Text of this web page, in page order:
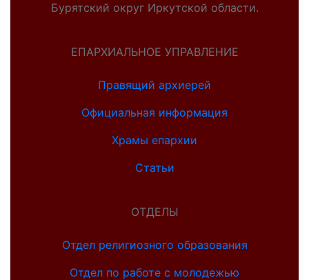
Бурятский округ Иркутской области.
ЕПАРХИАЛЬНОЕ УПРАВЛЕНИЕ
Правящий архиерей
Официальная информация
Храмы епархии
Статьи
ОТДЕЛЫ
Отдел религиозного образования
Отдел по работе с молодежью